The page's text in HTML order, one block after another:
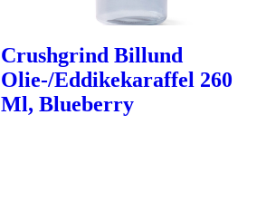
Crushgrind Billund
Olie-/Eddikekaraffel 260
Ml, Blueberry